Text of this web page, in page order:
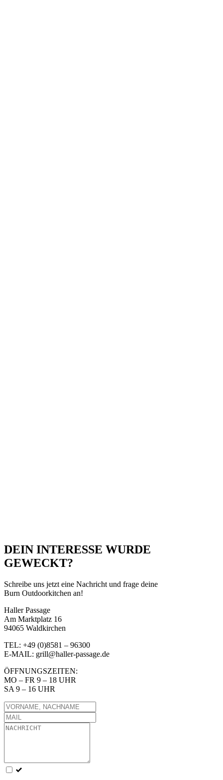
DEIN INTERESSE WURDE
GEWECKT?
Schreibe uns jetzt eine Nachricht und frage deine
Burn Outdoorkitchen an!
Haller Passage
Am Marktplatz 16
94065 Waldkirchen
TEL: +49 (0)8581 – 96300
E-MAIL: grill@haller-passage.de
ÖFFNUNGSZEITEN:
MO – FR 9 – 18 UHR
SA 9 – 16 UHR
Leave
this
field
blank